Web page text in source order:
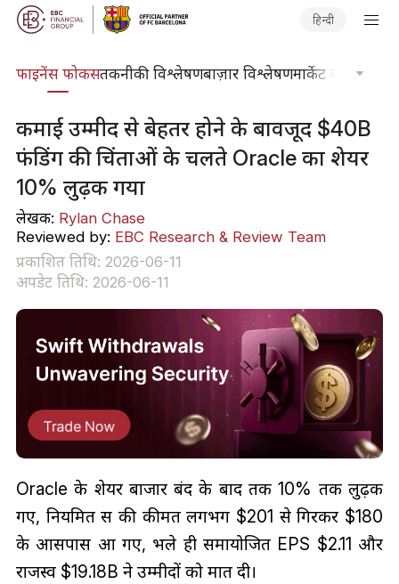
हिन्दी
फाइनेंस फोकसतकनीकी विश्लेषणबाज़ार विश्लेषणमार्केट जर्नलट्रेडिंग
कमाई उम्मीद से बेहतर होने के बावजूद $40B
फंडिंग की चिंताओं के चलते Oracle का शेयर
10% लुढ़क गया
लेखक: Rylan Chase
Reviewed by: EBC Research & Review Team
प्रकाशित तिथि: 2026-06-11
अपडेट तिथि: 2026-06-11
Oracle के शेयर बाजार बंद के बाद तक 10% तक लुढ़क
गए, नियमित सत्र की कीमत लगभग $201 से गिरकर $180
के आसपास आ गए, भले ही समायोजित EPS $2.11 और
राजस्व $19.18B ने उम्मीदों को मात दी।